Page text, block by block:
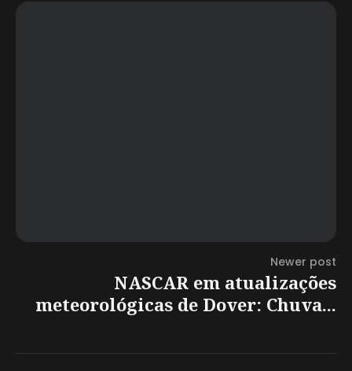
Newer post
NASCAR em atualizações
meteorológicas de Dover: Chuva...